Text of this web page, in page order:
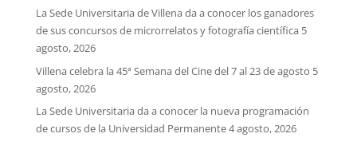
La Sede Universitaria de Villena da a conocer los ganadores
de sus concursos de microrrelatos y fotografía científica 5
agosto, 2026
Villena celebra la 45ª Semana del Cine del 7 al 23 de agosto 5
agosto, 2026
La Sede Universitaria da a conocer la nueva programación
de cursos de la Universidad Permanente4 agosto, 2026